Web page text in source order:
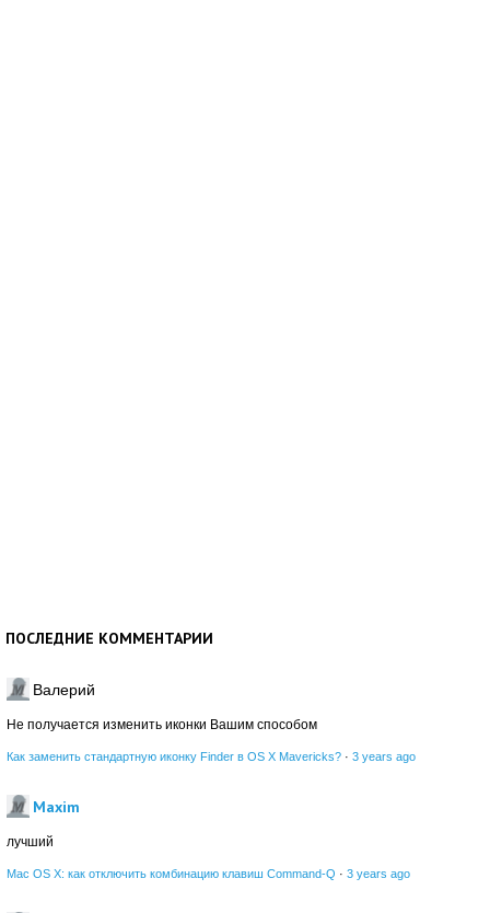
ПОСЛЕДНИЕ КОММЕНТАРИИ
Валерий
Не получается изменить иконки Вашим способом
Как заменить стандартную иконку Finder в OS X Mavericks? · 3 years ago
Maxim
лучший
Mac OS X: как отключить комбинацию клавиш Command-Q · 3 years ago